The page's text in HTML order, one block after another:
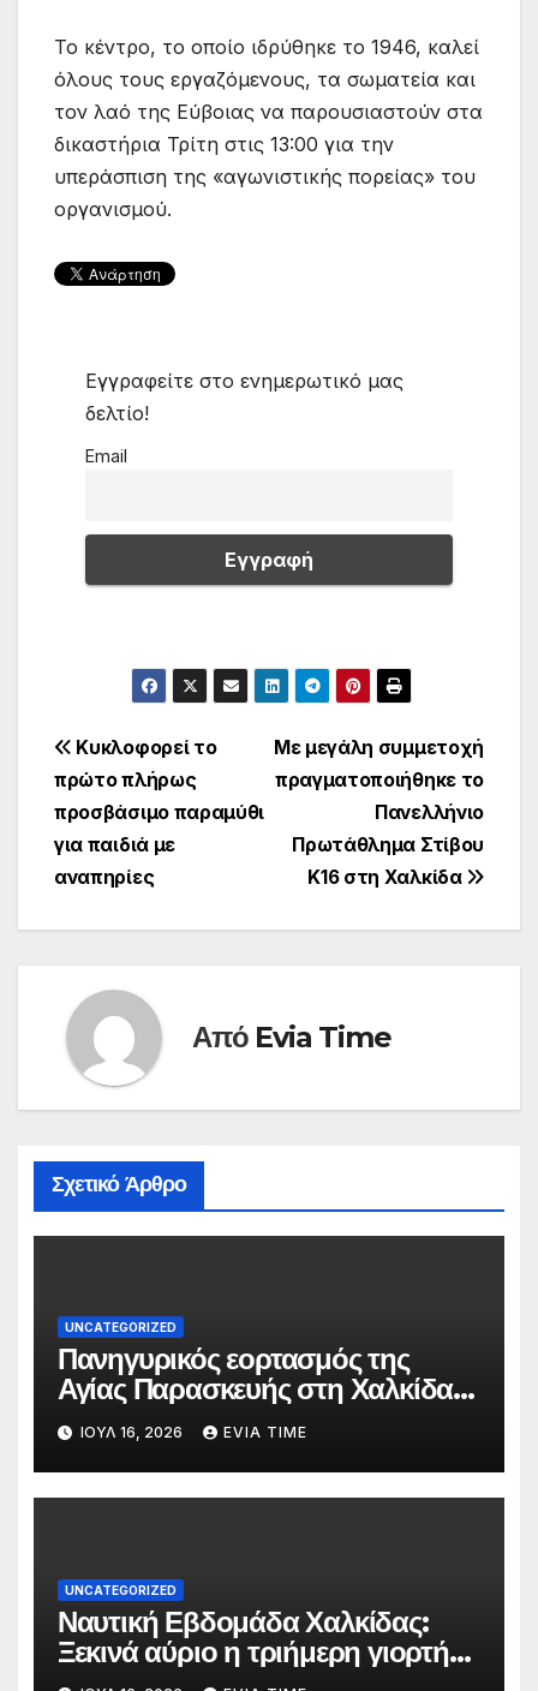
Το κέντρο, το οποίο ιδρύθηκε το 1946, καλεί
όλους τους εργαζόμενους, τα σωματεία και
τον λαό της Εύβοιας να παρουσιαστούν στα
δικαστήρια Τρίτη στις 13:00 για την
υπεράσπιση της «αγωνιστικής πορείας» του
οργανισμού.
Εγγραφείτε στο ενημερωτικό μας
δελτίο!
Email
Πλοήγηση
άρθρων
Με μεγάλη συμμετοχή
πραγματοποιήθηκε το
Πανελλήνιο
Πρωτάθλημα Στίβου
Κ16 στη Χαλκίδα
Κυκλοφορεί το
πρώτο πλήρως
προσβάσιμο παραμύθι
για παιδιά με
αναπηρίες
Από Evia Time
Σχετικό Άρθρο
UNCATEGORIZED
Πανηγυρικός εορτασμός της
Αγίας Παρασκευής στη Χαλκίδα
τις 25 και 26 Ιουλίου
ΙΟΎΛ 16, 2026 EVIA TIME
UNCATEGORIZED
Ναυτική Εβδομάδα Χαλκίδας:
Ξεκινά αύριο η τριήμερη γιορτή
στο όνομα της Αγίας Παρασκευής